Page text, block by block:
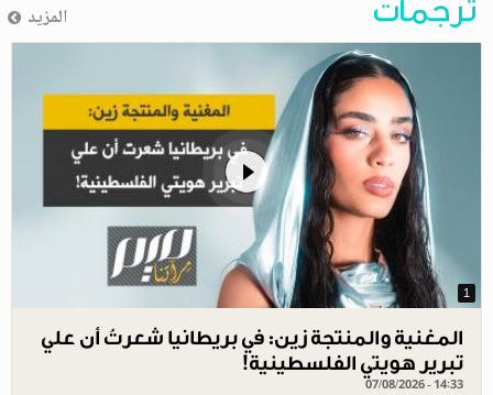
ترجمات المزيد
1
المغنية والمنتجة زين: في بريطانيا شعرتُ أن علي
تبرير هويتي الفلسطينية!
07/08/2026 - 14:33